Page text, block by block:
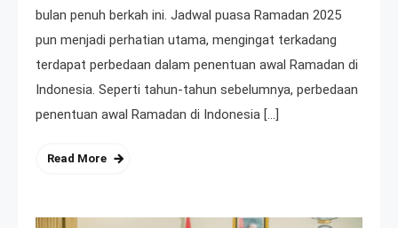
bulan penuh berkah ini. Jadwal puasa Ramadan 2025
pun menjadi perhatian utama, mengingat terkadang
terdapat perbedaan dalam penentuan awal Ramadan di
Indonesia. Seperti tahun-tahun sebelumnya, perbedaan
penentuan awal Ramadan di Indonesia […]
Read More